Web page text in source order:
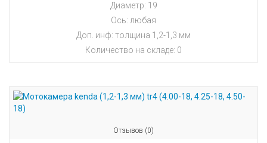
Диаметр: 19
Ось: любая
Доп. инф: толщина 1,2-1,3 мм
Количество на складе: 0
Отзывов (0)